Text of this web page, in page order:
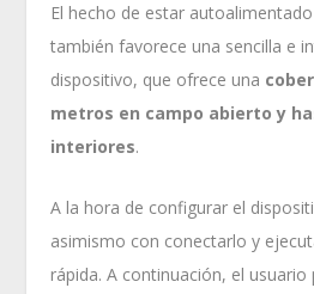
El hecho de estar
también favorece una sencilla e
dispositivo, que ofrece una
metros en campo abierto y
interiores.
A la hora de configurar el
asimismo con conectarlo y
rápida. A continuación, el